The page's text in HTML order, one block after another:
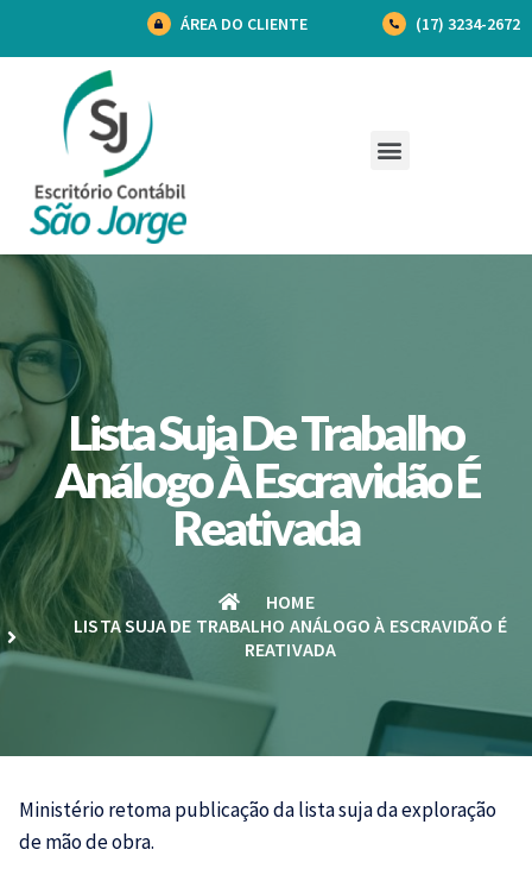
ÁREA DO CLIENTE (17) 3234-2672
Lista Suja De Trabalho
Análogo À Escravidão É
Reativada
HOME
LISTA SUJA DE TRABALHO ANÁLOGO À ESCRAVIDÃO É
REATIVADA
Ministério retoma publicação da lista suja da exploração
de mão de obra.